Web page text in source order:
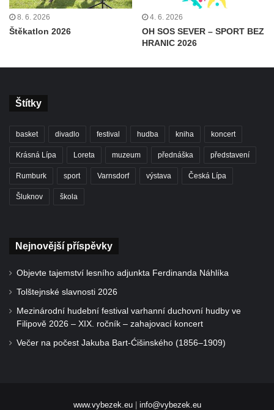
8. 6. 2026
Štěkatlon 2026
4. 6. 2026
OH SOS SEVER – SPORT BEZ
HRANIC 2026
Štítky
basket divadlo festival hudba kniha koncert
Krásná Lípa Loreta muzeum přednáška představení
Rumburk sport Varnsdorf výstava Česká Lípa
Šluknov škola
Nejnovější příspěvky
Objevte tajemství lesního adjunkta Ferdinanda Náhlíka
Tolštejnské slavnosti 2026
Mezinárodní hudební festival varhanní duchovní hudby ve
Filipově 2026 – XIX. ročník – zahajovací koncert
Večer na počest Jakuba Bart-Ćišinského (1856–1909)
www.vybezek.eu| info@vybezek.eu